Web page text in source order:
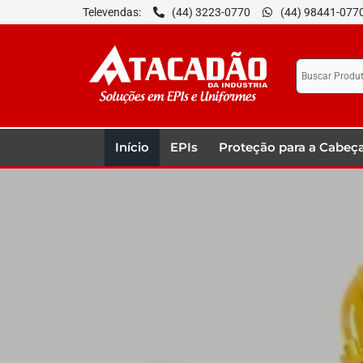
Televendas: (44) 3223-0770 (44) 98441-
Início EPIs Proteção para a